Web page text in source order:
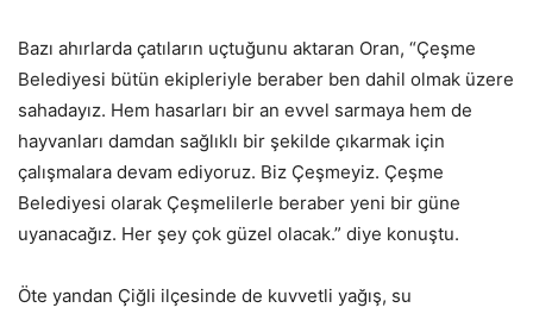
Bazı ahırlarda çatıların uçtuğunu aktaran Oran, “Çeşme
Belediyesi bütün ekipleriyle beraber ben dahil olmak üzere
sahadayız. Hem hasarları bir an evvel sarmaya hem de
hayvanları damdan sağlıklı bir şekilde çıkarmak için
çalışmalara devam ediyoruz. Biz Çeşmeyiz. Çeşme
Belediyesi olarak Çeşmelilerle beraber yeni bir güne
uyanacağız. Her şey çok güzel olacak.” diye konuştu.
Öte yandan Çiğli ilçesinde de kuvvetli yağış, su